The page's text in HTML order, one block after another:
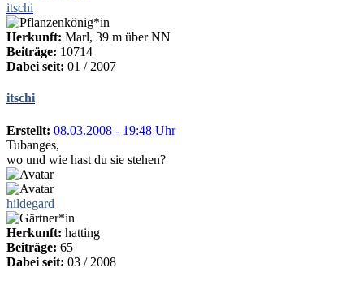
itschi
Herkunft: Marl, 39 m über NN
Beiträge: 10714
Dabei seit: 01 / 2007
itschi
Erstellt: 08.03.2008 - 19:48 Uhr
Tubanges,
wo und wie hast du sie stehen?
hildegard
Herkunft: hatting
Beiträge: 65
Dabei seit: 03 / 2008